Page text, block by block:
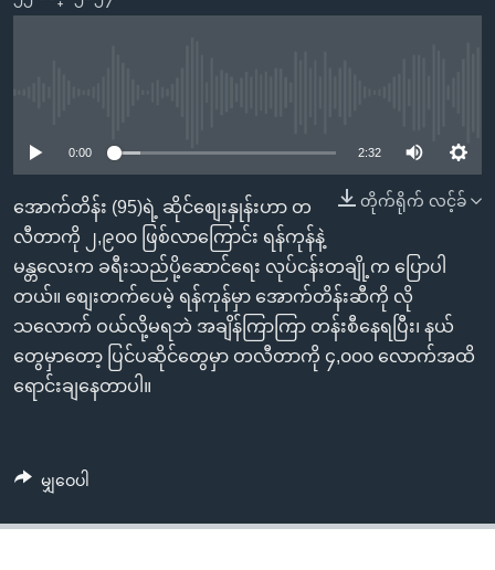
သို့
စာမျက်နှာ
သို့
ကျော်
ကြည့်
ရန်
ရှာဖွေ
ရန်
ကျော်
အစ္စရေး-ပါလက်စတိုင်း
အင်္ဂလိပ်စာလေ့လာမယ်
ဗွီအိုအေ လူမှုကွန်ယက်များ
ဘာသာစကားများ
0:00 2:32
တိုက်ရိုက် လင့်ခ်
အောက်တိန်း (95)ရဲ့ ဆိုင်စျေးနှုန်းဟာ တ
လီတာကို ၂,၉၀၀ ဖြစ်လာကြောင်း ရန်ကုန်နဲ့
မန္တလေးက ခရီးသည်ပို့ဆောင်ရေး လုပ်ငန်းတချို့က ပြောပါ
တယ်။ စျေးတက်ပေမဲ့ ရန်ကုန်မှာ အောက်တိန်းဆီကို လို
သလောက် ဝယ်လို့မရဘဲ အချိန်ကြာကြာ တန်းစီနေရပြီး၊ နယ်
တွေမှာတော့ ပြင်ပဆိုင်တွေမှာ တလီတာကို ၄,၀၀၀ လောက်အထိ
ရောင်းချနေတာပါ။
မျှဝေပါ